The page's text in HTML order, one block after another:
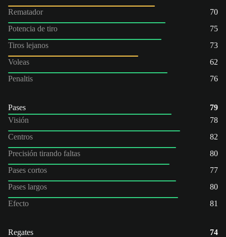
Rematador
70
Potencia de tiro
75
Tiros lejanos
73
Voleas
62
Penaltis
76
Pases
79
Visión
78
Centros
82
Precisión tirando faltas
80
Pases cortos
77
Pases largos
80
Efecto
81
Regates
74